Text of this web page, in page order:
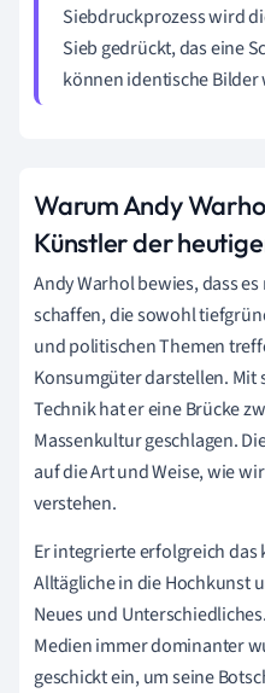
Siebdruckprozess wird
Sieb gedrückt, das eine
können identische
Warum Andy
Künstler der
Andy Warhol bewies, dass
schaffen, die sowohl
und politischen Themen
Konsumgüter darstellen. Mit
Technik hat er eine Brücke
Massenkultur geschlagen.
auf die Art und Weise, wie
verstehen.
Er integrierte erfolgreich
Alltägliche in die Hochkunst
Neues und
Medien immer dominanter
geschickt ein, um seine